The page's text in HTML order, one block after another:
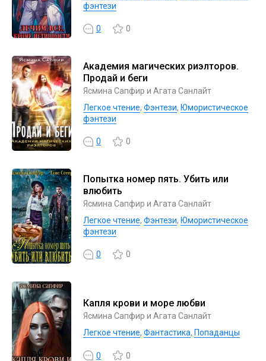
фэнтези
0 0
Академия магических риэлторов.
Продай и беги
Ясмина Сапфир и Агата Санлайт
Легкое чтение, Фэнтези, Юмористическое
фэнтези
0 0
Попытка номер пять. Убить или
влюбить
Ясмина Сапфир и Агата Санлайт
Легкое чтение, Фэнтези, Юмористическое
фэнтези
0 0
Капля крови и море любви
Ясмина Сапфир и Агата Санлайт
Легкое чтение, Фантастика, Попаданцы
0 0